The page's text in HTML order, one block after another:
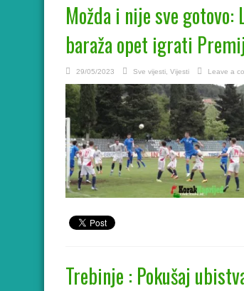
Možda i nije sve
baraža opet igrati
29/05/2023 Sve vijesti Vijesti Leave a
Trebinje : Pokušaj